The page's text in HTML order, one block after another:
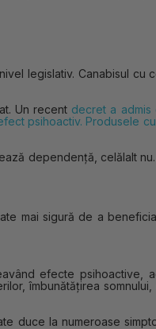
legislativ. Canabisul cu
Un recent decret a admis
psihoactiv. Produsele
dependență, celălalt
mai sigură de a
efecte psihoactive,
îmbunătățirea somnului,
duce la numeroase